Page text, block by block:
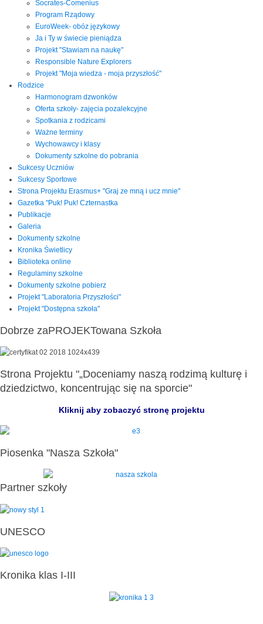
Socrates-Comenius
Program Rządowy
EuroWeek- obóz językowy
Ja i Ty w świecie pieniądza
Projekt "Stawiam na naukę"
Responsible Nature Explorers
Projekt "Moja wiedza - moja przyszłość"
Rodzice
Harmonogram dzwonków
Oferta szkoły- zajęcia pozalekcyjne
Spotkania z rodzicami
Ważne terminy
Wychowawcy i klasy
Dokumenty szkolne do pobrania
Sukcesy Uczniów
Sukcesy Sportowe
Strona Projektu Erasmus+ "Graj ze mną i ucz mnie"
Gazetka "Puk! Puk! Czternastka
Publikacje
Galeria
Dokumenty szkolne
Kronika Świetlicy
Biblioteka online
Regulaminy szkolne
Dokumenty szkolne pobierz
Projekt "Laboratoria Przyszłości"
Projekt "Dostępna szkoła"
Dobrze zaPROJEKTowana Szkoła
Strona Projektu "„Doceniamy naszą rodzimą kulturę i
dziedzictwo, koncentrując się na sporcie"
Kliknij aby zobaczyć stronę projektu
Piosenka "Nasza Szkoła"
Partner szkoły
UNESCO
Kronika klas I-III